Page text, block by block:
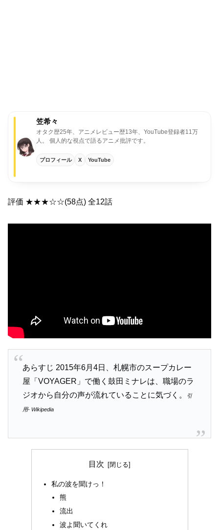
笠希々
オタク歴25年、アニメレビュー歴13年、YouTube登録者11万
人。
個人的な視点で語るアニメ批評です。
プロフィール X YouTube
評価 ★★★☆☆(58点) 全12話
あらすじ 2015年6月4日、札幌市のスープカレー
屋「VOYAGER」で働く鼓田ミナレは、職場のラ
ジオから自分の声が流れていることに気づく。
引
用- Wikipedia
目次
私の波を聞けっ！
熊
流出
波よ聞いてくれ